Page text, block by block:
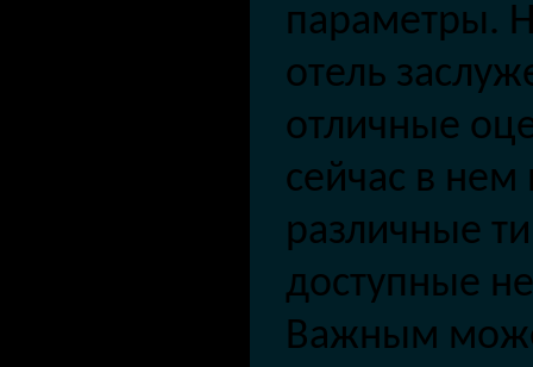
параметры.
отель
отличные
сейчас в
различные
доступные
Важным